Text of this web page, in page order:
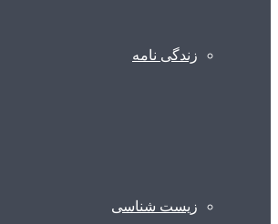
زندگی نامه
زیست شناسی